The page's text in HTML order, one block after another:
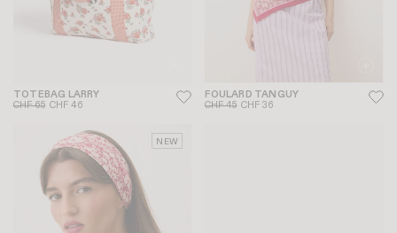
TOTEBAG LARRY
CHF 65 CHF 46
FOULARD TANGUY
CHF 45 CHF 36
NEW